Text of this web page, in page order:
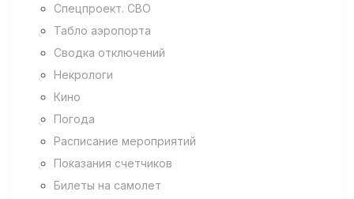
Спецпроект. СВО
Табло аэропорта
Сводка отключений
Некрологи
Кино
Погода
Расписание мероприятий
Показания счетчиков
Билеты на самолет